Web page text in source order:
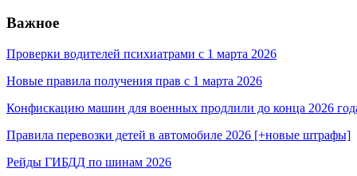
Важное
Проверки водителей психиатрами с 1 марта 2026
Новые правила получения прав с 1 марта 2026
Конфискацию машин для военных продлили до конца 2026
Правила перевозки детей в автомобиле 2026 [+новые штрафы]
Рейды ГИБДД по шинам 2026